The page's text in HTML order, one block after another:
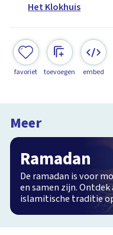
Het Klokhuis
favoriet toevoegen embed
Meer
Ramadan
De ramadan is voor
en samen zijn.
islamitische traditie